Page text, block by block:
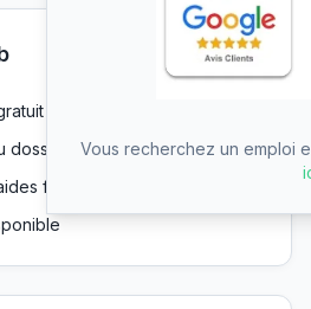
dans vos démarches
dossier d'admission
financières
Vous recherchez un emploi